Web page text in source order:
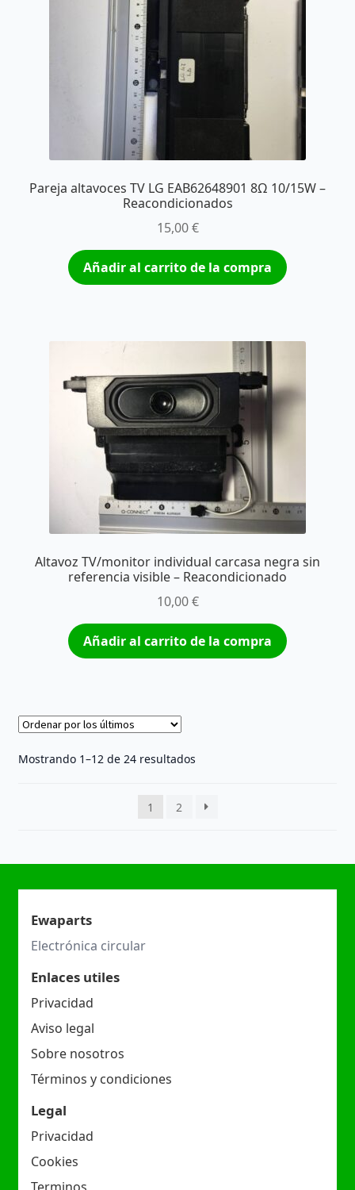
Pareja altavoces TV LG EAB62648901 8Ω 10/15W –
Reacondicionados
15,00€
Añadir al carrito de la compra
Altavoz TV/monitor individual carcasa negra sin
referencia visible – Reacondicionado
10,00€
Añadir al carrito de la compra
Mostrando 1–12 de 24 resultadosOrdenado
últimos
1 2
Ewaparts
Electrónica circular
Enlaces utiles
Privacidad
Aviso legal
Sobre nosotros
Términos y condiciones
Legal
Privacidad
Cookies